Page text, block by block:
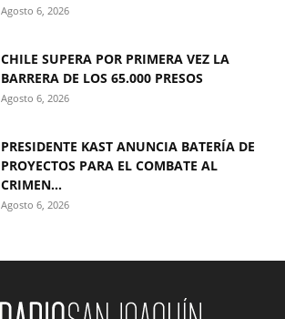
Agosto 6, 2026
CHILE SUPERA POR PRIMERA VEZ LA
BARRERA DE LOS 65.000 PRESOS
Agosto 6, 2026
PRESIDENTE KAST ANUNCIA BATERÍA DE
PROYECTOS PARA EL COMBATE AL
CRIMEN...
Agosto 6, 2026